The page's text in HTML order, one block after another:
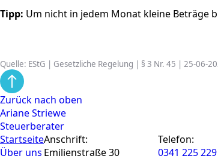
Tipp: Um nicht in jedem Monat kleine Beträge
Quelle: EStG | Gesetzliche Regelung | § 3 Nr. 45 | 25-06-
Zurück nach oben
Ariane Striewe
Steuerberater
Startseite
Über uns
Anschrift:
Emilienstraße 30
Telefon:
0341 225